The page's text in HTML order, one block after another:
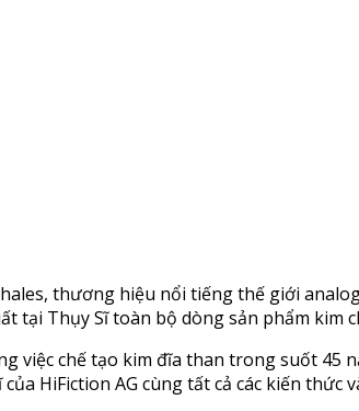
thương hiệu nổi tiếng thế giới
tại Thụy Sĩ toàn bộ dòng sản phẩm kim
việc chế tạo kim đĩa than trong suốt
HiFiction AG cùng tất cả các kiến thức